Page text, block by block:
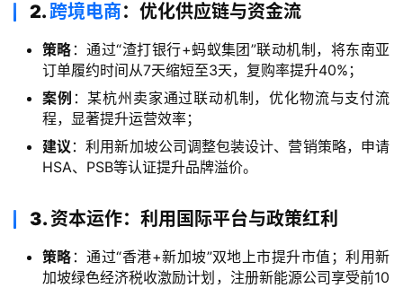
融
照
答
区
2.跨境电商：优化供应链与资金流
策略 ：通过“渣打银行+蚂蚁集团”联动机制，将东南亚
订单履约时间从7天缩短至3天，复购率提升40%；
案例 ：某杭州卖家通过联动机制，优化物流与支付流
程，显著提升运营效率；
建议 ：利用新加坡公司调整包装设计、营销策略，申请
HSA、PSB等认证提升品牌溢价。
3. 资本运作：利用国际平台与政策红利
策略 ：通过“香港+新加坡”双地上市提升市值；利用新
加坡绿色经济税收激励计划，注册新能源公司享受前10